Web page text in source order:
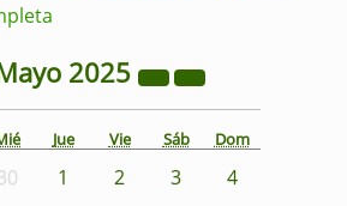
2025
Jue Vie Sáb Dom
1 2 3
4